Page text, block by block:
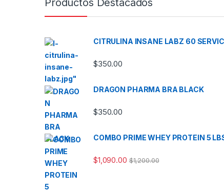
Productos Destacados
CITRULINA INSANE LABZ 60
$350.00
DRAGON PHARMA BRA BLACK
$350.00
COMBO PRIME WHEY PROTEIN 5
$1,090.00 $1,200.00